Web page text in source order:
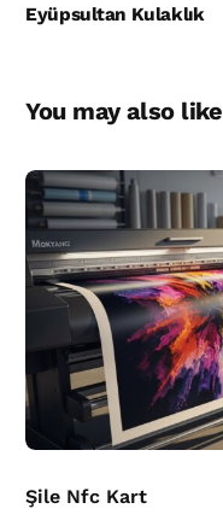
Eyüpsultan Kulaklık
You may also like
Şile Nfc Kart